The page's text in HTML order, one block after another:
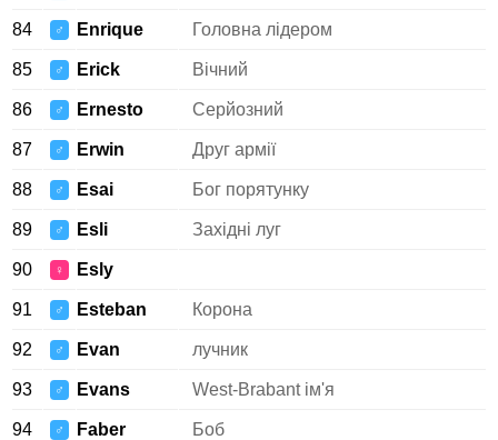
84 ♂ Enrique Головна лідером
85 ♂ Erick Вічний
86 ♂ Ernesto Серйозний
87 ♂ Erwin Друг армії
88 ♂ Esai Бог порятунку
89 ♂ Esli Західні луг
90 ♀ Esly
91 ♂ Esteban Корона
92 ♂ Evan лучник
93 ♂ Evans West-Brabant ім'я
94 ♂ Faber Боб